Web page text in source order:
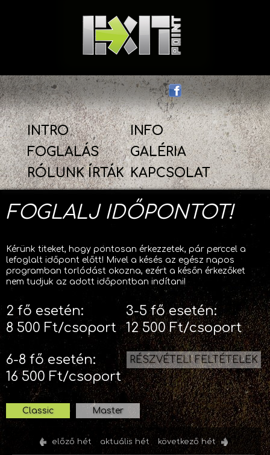
INTRO
INFO
FOGLALÁS
GALÉRIA
RÓLUNK ÍRTÁK KAPCSOLAT
FOGLALJ IDŐPONTOT!
Kérünk titeket, hogy pontosan érkezzetek, pár perccel a
lefoglalt időpont előtt! Mivel a késés az egész napos
programban torlódást okozna, ezért a későn érkezőket
nem tudjuk az adott időpontban indítani!
2 fő esetén:
8 500 Ft/csoport
3-5 fő esetén:
12 500 Ft/csoport
6-8 fő esetén:
16 500 Ft/csoport
RÉSZVÉTELI FELTÉTELEK
Classic Master
előző hét aktuális hét következő hét